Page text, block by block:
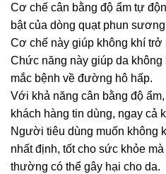
Cơ chế cân bằng độ ẩm tự
bật của dòng quạt phun
Cơ chế này giúp không khí trở
Chức năng này giúp da
mắc bệnh về đường hô hấp.
Với khả năng cân bằng độ
khách hàng tin dùng, ngay cả
Người tiêu dùng muốn không
nhất định, tốt cho sức khỏe
thường có thể gây hại cho da.